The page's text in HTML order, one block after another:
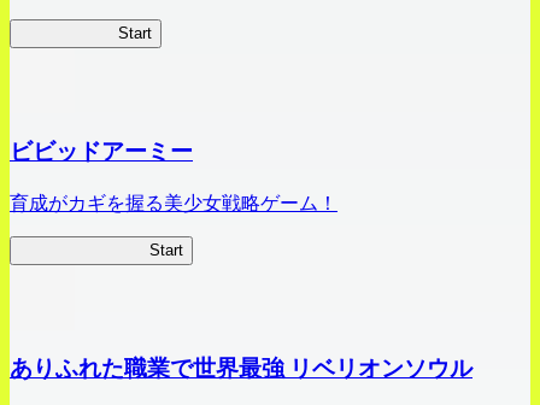
Start
ビビッドアーミー
育成がカギを握る美少女戦略ゲーム！
Start
ありふれた職業で世界最強 リベリオンソウル